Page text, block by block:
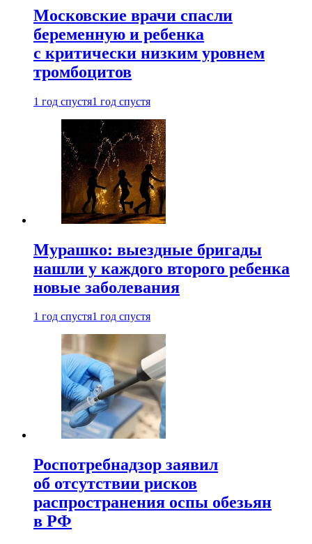
Московские врачи спасли
беременную и ребенка
с критически низким уровнем
тромбоцитов
1 год спустя1 год спустя
Мурашко: выездные бригады
нашли у каждого второго ребенка
новые заболевания
1 год спустя1 год спустя
Роспотребнадзор заявил
об отсутствии рисков
распространения оспы обезьян
в РФ